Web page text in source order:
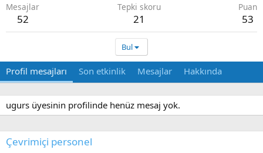
Mesajlar
52
Tepki skoru
21
Puan
53
Bul
Profil mesajları Son etkinlik Mesajlar Hakkında
ugurs üyesinin profilinde henüz mesaj yok.
Çevrimiçi personel